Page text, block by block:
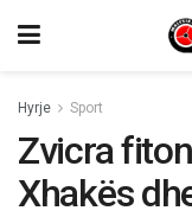
Hyrje Sport
Zvicra
Xhakës